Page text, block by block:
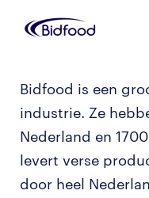
Bidfood is een
industrie. Ze
Nederland en
levert verse
door heel